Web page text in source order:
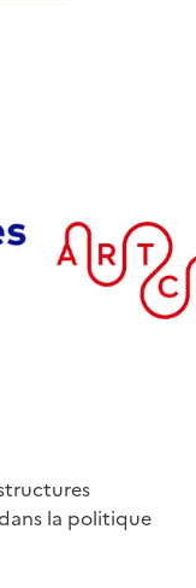
la politique